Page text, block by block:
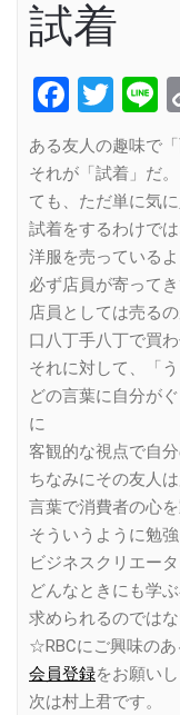
試着
ある友人の趣味で
それが「試着」だ。
ても、ただ単に気
試着をするわけでは
洋服を売っている
必ず店員が寄って
店員としては売るの
口八丁手八丁で買わ
それに対して、「
どの言葉に自分が
に
客観的な視点で自
ちなみにその友人
言葉で消費者の心
そういうように勉
ビジネスクリエータ
どんなときにも学
求められるのではな
☆RBCにご興味の
会員登録をお願い
次は村上君です。